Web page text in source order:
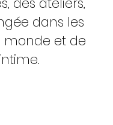
dans les
monde et de